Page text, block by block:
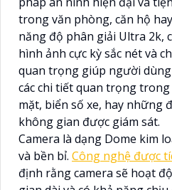
trong văn phòng, căn hộ
năng độ phân giải Ultra 2k,
hình ảnh cực kỳ sắc nét và
quan trọng giúp người
các chi tiết quan trọng
mặt, biển số xe, hay những
không gian được giám sát.
Camera là dạng Dome kim
và bền bỉ. Công nghệ được
định rằng camera sẽ hoạt